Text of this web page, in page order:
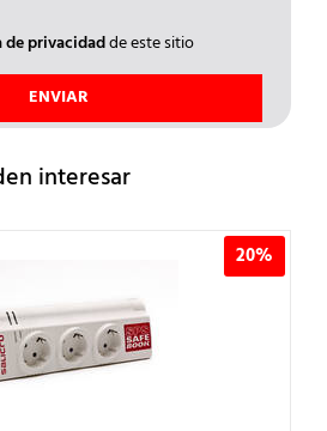
de privacidadde este sitio
interesar
20%